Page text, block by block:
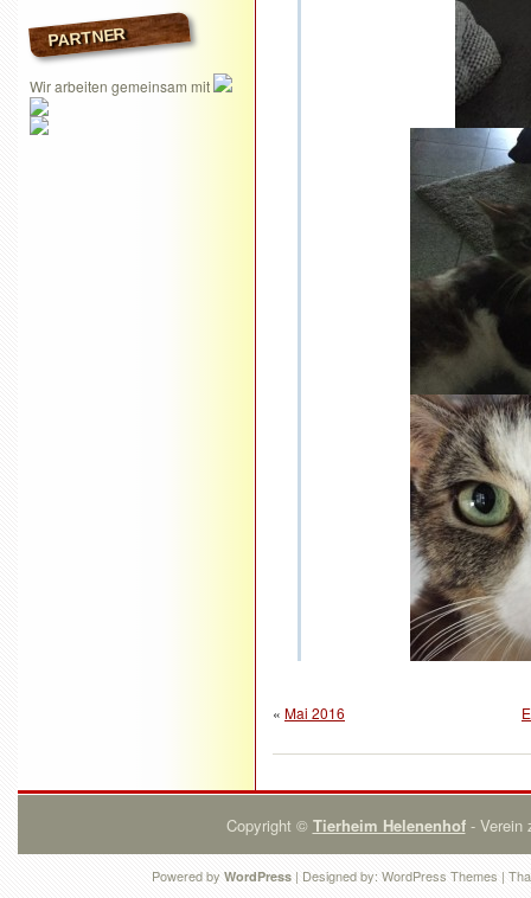
PARTNER
Wir arbeiten gemeinsam mit
« Mai 2016
Copyright © Tierheim Helenenhof- Verein
Powered by WordPress | Designed by: WordPress Themes |